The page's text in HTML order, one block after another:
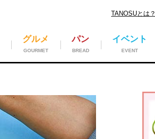
TANOSUとは？
イベント
EVENT
パン
BREAD
グルメ
GOURMET